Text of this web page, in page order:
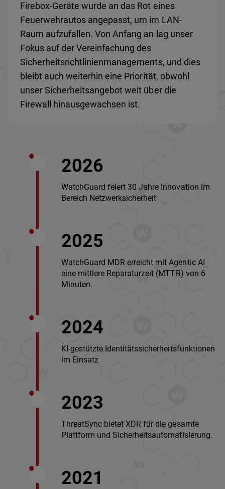
Firebox-Geräte wurde an das Rot eines
Feuerwehrautos angepasst, um im LAN-
Raum aufzufallen. Von Anfang an lag unser
Fokus auf der Vereinfachung des
Sicherheitsrichtlinienmanagements, und dies
bleibt auch weiterhin eine Priorität, obwohl
unser Sicherheitsangebot weit über die
Firewall hinausgewachsen ist.
2026
WatchGuard feiert 30 Jahre Innovation im
Bereich Netzwerksicherheit
2025
WatchGuard MDR erreicht mit Agentic AI
eine mittlere Reparaturzeit (MTTR) von 6
Minuten.
2024
KI-gestützte Identitätssicherheitsfunktionen
im Einsatz
2023
ThreatSync bietet XDR für die gesamte
Plattform und Sicherheitsautomatisierung.
2021